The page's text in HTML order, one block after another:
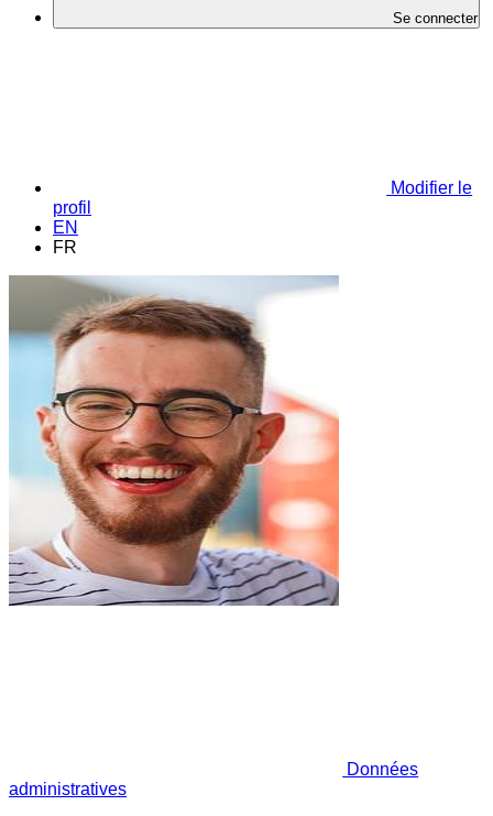
Se connecter
Modifier le
profil
EN
FR
Données
administratives